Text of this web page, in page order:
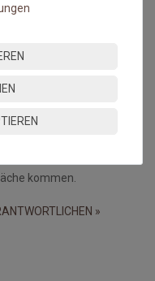
und
Matten
kommen.
»